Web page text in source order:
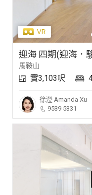
迎海 四期(迎海．
馬鞍山
實3,103呎
徐瀅 Amanda Xu
9539 5331